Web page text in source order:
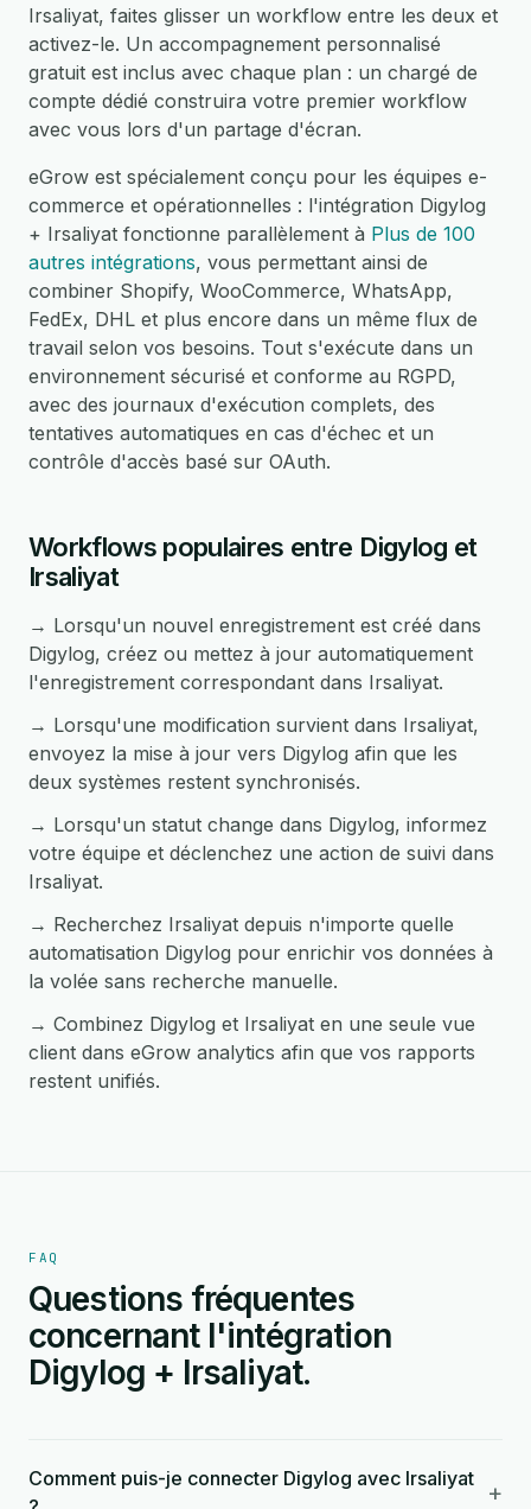
Irsaliyat, faites glisser un workflow entre les deux et
activez-le. Un accompagnement personnalisé
gratuit est inclus avec chaque plan : un chargé de
compte dédié construira votre premier workflow
avec vous lors d'un partage d'écran.
eGrow est spécialement conçu pour les équipes e-
commerce et opérationnelles : l'intégration Digylog
+ Irsaliyat fonctionne parallèlement à Plus de 100
autres intégrations, vous permettant ainsi de
combiner Shopify, WooCommerce, WhatsApp,
FedEx, DHL et plus encore dans un même flux de
travail selon vos besoins. Tout s'exécute dans un
environnement sécurisé et conforme au RGPD,
avec des journaux d'exécution complets, des
tentatives automatiques en cas d'échec et un
contrôle d'accès basé sur OAuth.
Workflows populaires entre Digylog et
Irsaliyat
→ Lorsqu'un nouvel enregistrement est créé dans
Digylog, créez ou mettez à jour automatiquement
l'enregistrement correspondant dans Irsaliyat.
→ Lorsqu'une modification survient dans Irsaliyat,
envoyez la mise à jour vers Digylog afin que les
deux systèmes restent synchronisés.
→ Lorsqu'un statut change dans Digylog, informez
votre équipe et déclenchez une action de suivi dans
Irsaliyat.
→ Recherchez Irsaliyat depuis n'importe quelle
automatisation Digylog pour enrichir vos données à
la volée sans recherche manuelle.
→ Combinez Digylog et Irsaliyat en une seule vue
client dans eGrow analytics afin que vos rapports
restent unifiés.
FAQ
Questions fréquentes
concernant l'intégration
Digylog + Irsaliyat.
Comment puis-je connecter Digylog avec Irsaliyat
+